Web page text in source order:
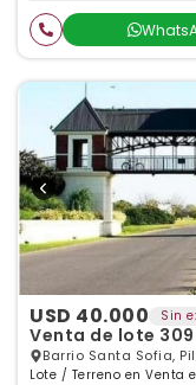
USD 40.000 Sin
Venta de lote
Barrio Santa Sofia,
Lote / Terreno en Venta